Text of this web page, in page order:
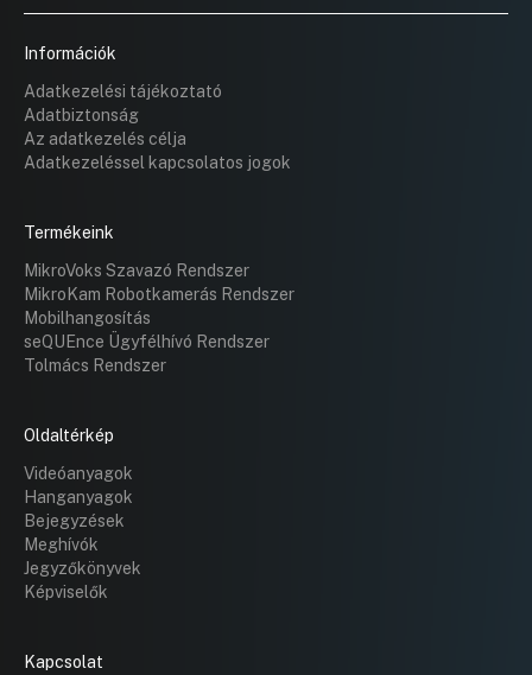
Információk
Adatkezelési tájékoztató
Adatbiztonság
Az adatkezelés célja
Adatkezeléssel kapcsolatos jogok
Termékeink
MikroVoks Szavazó Rendszer
MikroKam Robotkamerás Rendszer
Mobilhangosítás
seQUEnce Ügyfélhívó Rendszer
Tolmács Rendszer
Oldaltérkép
Videóanyagok
Hanganyagok
Bejegyzések
Meghívók
Jegyzőkönyvek
Képviselők
Kapcsolat